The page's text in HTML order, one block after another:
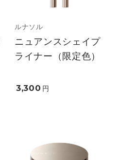
ルナソル
ニュアンスシェイプ
ライナー（限定色）
3,300 円